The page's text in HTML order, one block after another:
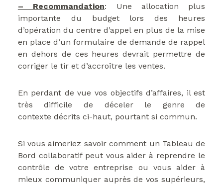
– Recommandation: Une allocation plus
importante du budget lors des heures
d’opération du centre d’appel en plus de la mise
en place d’un formulaire de demande de rappel
en dehors de ces heures devrait permettre de
corriger le tir et d’accroître les ventes.
En perdant de vue vos objectifs d’affaires, il est
très difficile de déceler le genre de
contexte décrits ci-haut, pourtant si commun.
Si vous aimeriez savoir comment un Tableau de
Bord collaboratif peut vous aider à reprendre le
contrôle de votre entreprise ou vous aider à
mieux communiquer auprès de vos supérieurs,